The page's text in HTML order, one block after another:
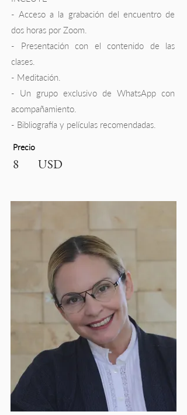
- Acceso a la grabación del encuentro de
dos horas por Zoom.
- Presentación con el contenido de las
clases.
- Meditación.
- Un grupo exclusivo de WhatsApp con
acompañamiento.
- Bibliografía y películas recomendadas.
Precio
8 USD